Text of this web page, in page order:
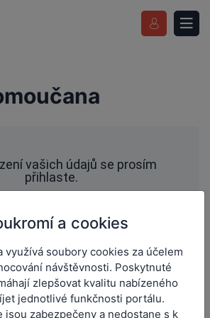
vašich údajů se prosím
přihlaste.
Jak se registrovat
získáte registrací do
a cookies
využívá soubory cookies za účelem
návštěvnosti. Poskytnuté
zlepšovat kvalitu nabízeného
jednotlivé funkčnosti portálu.
jsou zabezpečeny a nedostane s k